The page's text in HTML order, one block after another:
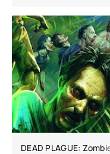
DEAD PLAGUE: